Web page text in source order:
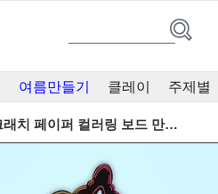
여름만들기 클레이 주제별
크라운 왕관 머리띠 스크래치 페이퍼 컬러링 보드 만들기 패키지 1세트